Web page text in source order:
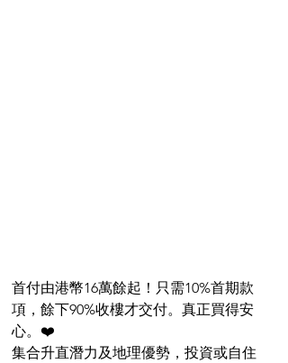
首付由港幣16萬餘起！只需10%首期款
項，餘下90%收樓才交付。真正買得安
心。❤️
集合升直潛力及地理優勢，投資或自住